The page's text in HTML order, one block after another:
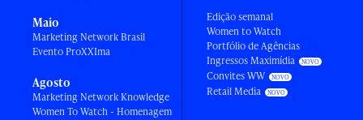
Maio
Marketing Network Brasil
Evento ProXXIma
Agosto
Marketing Network Knowledge
Women To Watch - Homenagem
Edição semanal
Women to Watch
Portfólio de Agências
Ingressos Maximídia
Convites WW
Retail Media